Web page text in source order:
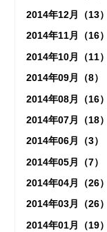
2014年12月（13）
2014年11月（16）
2014年10月（11）
2014年09月（8）
2014年08月（16）
2014年07月（18）
2014年06月（3）
2014年05月（7）
2014年04月（26）
2014年03月（26）
2014年01月（19）